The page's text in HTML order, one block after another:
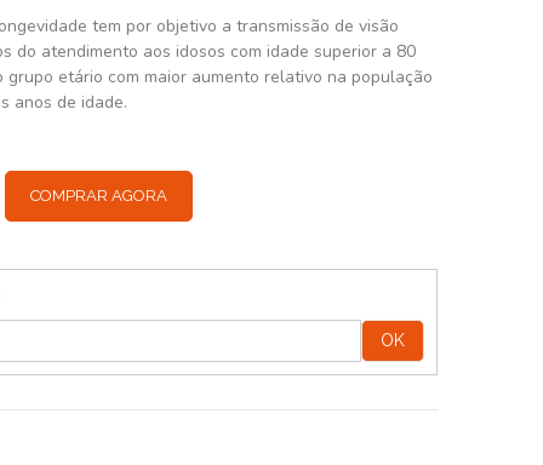
tem por objetivo a transmissão de visão
do atendimento aos idosos com idade superior a 80
grupo etário com maior aumento relativo na população
anos de idade.
COMPRAR AGORA
OK